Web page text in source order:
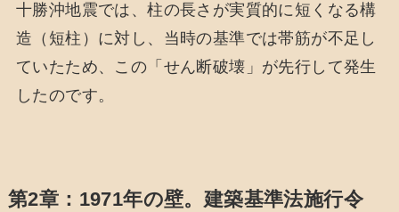
十勝沖地震では、柱の長さが実質的に短くなる構
造（短柱）に対し、当時の基準では帯筋が不足し
ていたため、この「せん断破壊」が先行して発生
したのです。
第2章：1971年の壁。建築基準法施行令